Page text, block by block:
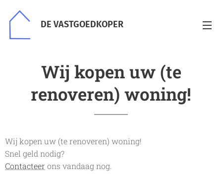
DE VASTGOEDKOPER
Wij kopen uw (te
renoveren) woning!
Wij kopen uw (te renoveren) woning!
Snel geld nodig?
Contacteer ons vandaag nog.